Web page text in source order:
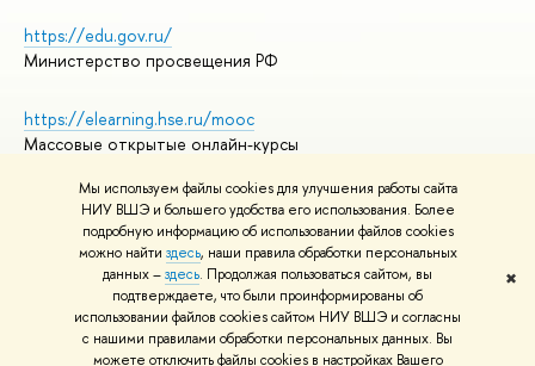
Мы используем файлы cookies для улучшения работы сайта
НИУ ВШЭ и большего удобства его использования. Более
подробную информацию об использовании файлов cookies
можно найти здесь, наши правила обработки персональных
данных –здесь. Продолжая пользоваться сайтом, вы
подтверждаете, что были проинформированы об
использовании файлов cookies сайтом НИУ ВШЭ и согласны
с нашими правилами обработки персональных данных. Вы
можете отключить файлы cookies в настройках Вашего
✖
https://edu.gov.ru/
Министерство просвещения РФ
https://elearning.hse.ru/mooc
Массовые открытые онлайн-курсы
© НИУ ВШЭ 1993–2026
Адреса и контакты
Условия использования материалов
Политика конфиденциальности
Правила применения рекомендательных технологий в НИУ ВШЭ
Карта сайта